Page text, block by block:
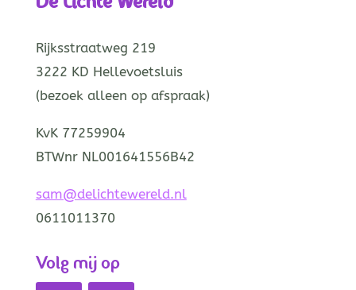
Rijksstraatweg 219
3222 KD Hellevoetsluis
(bezoek alleen op afspraak)
KvK 77259904
BTWnr NL001641556B42
sam@delichtewereld.nl
0611011370
Volg mij op